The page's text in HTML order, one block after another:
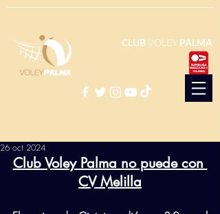
CLUBVOLEY PALMA
26 oct 2024
Club Voley Palma no puede con
CV Melilla